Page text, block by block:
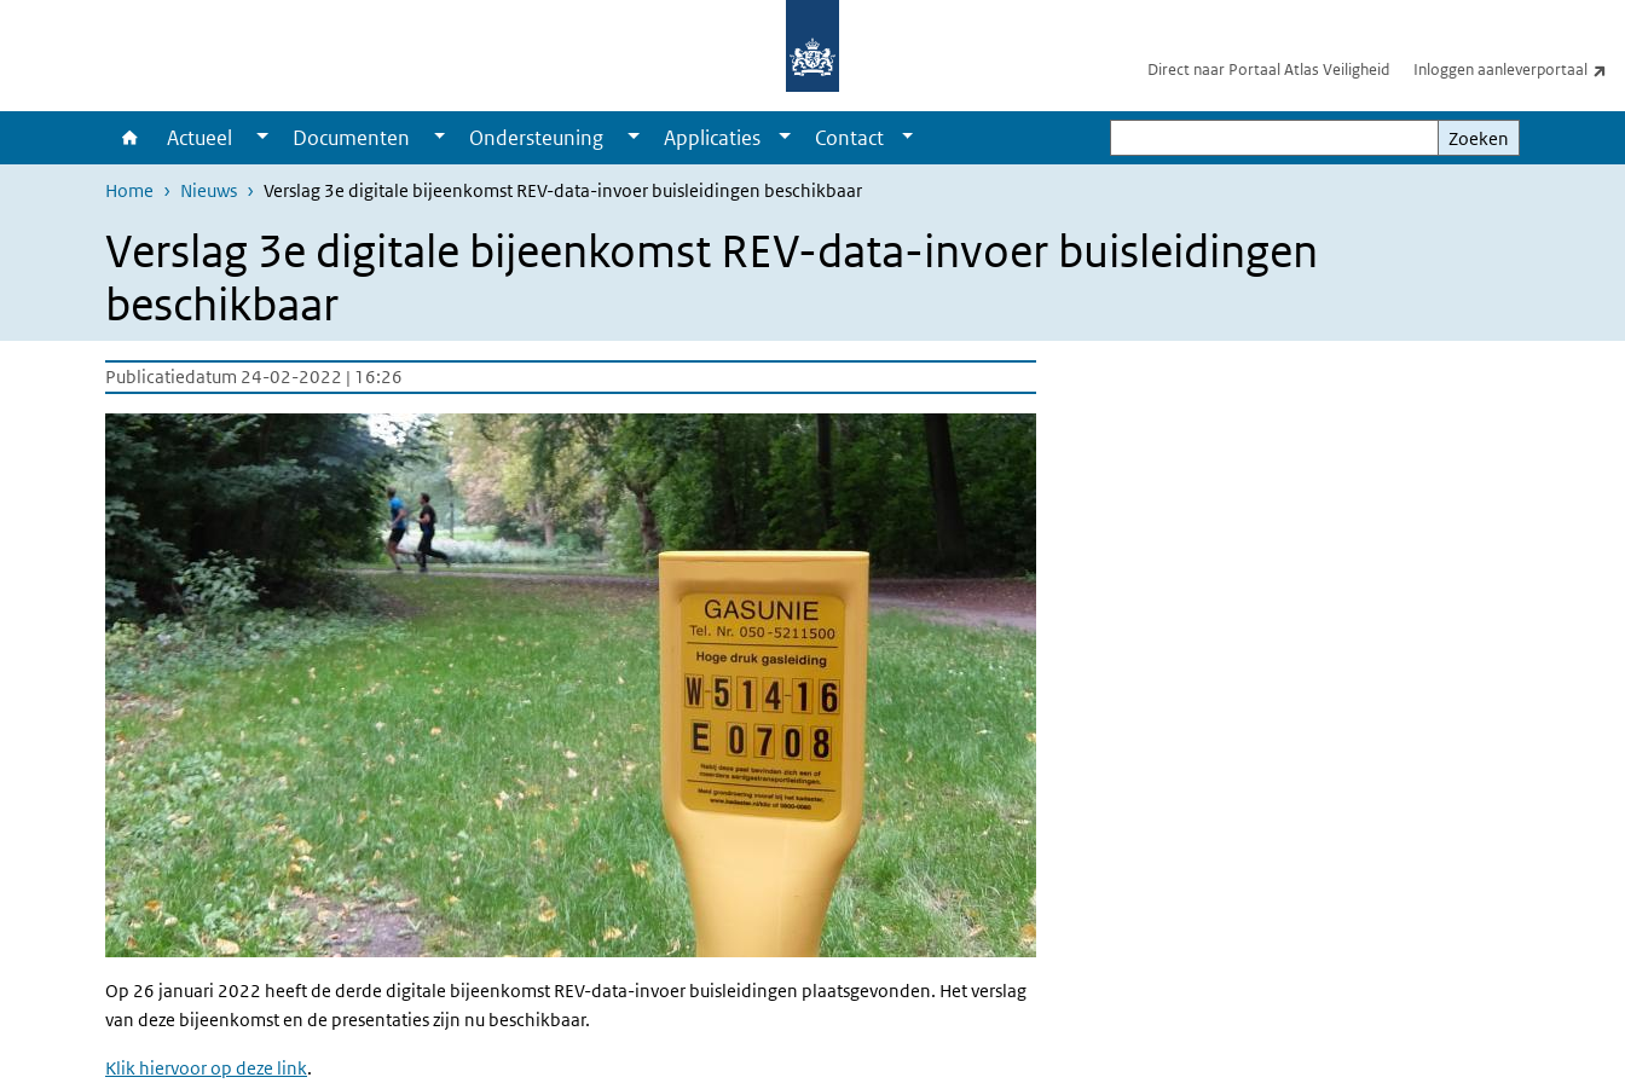
Direct naar Portaal Atlas Veiligheid Inloggen aanleverportaal
Actueel Documenten Ondersteuning Applicaties Contact
Zoeken
Zoeken
Home Nieuws Verslag 3e digitale bijeenkomst REV-data-invoer buisleidingen beschikbaar
Verslag 3e digitale bijeenkomst REV-data-invoer buisleidingen
beschikbaar
Publicatiedatum 24-02-2022 | 16:26
Op 26 januari 2022 heeft de derde digitale bijeenkomst REV-data-invoer buisleidingen plaatsgevonden. Het verslag
van deze bijeenkomst en de presentaties zijn nu beschikbaar.
Klik hiervoor op deze link.